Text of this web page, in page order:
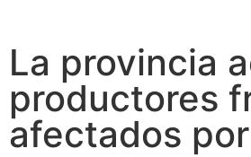
La provincia
productores
afectados